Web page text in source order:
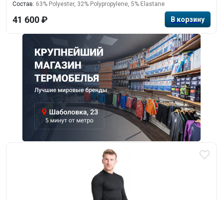
Состав: 63% Polyester, 32% Polypropylene, 5% Elastane
41 600 ₽